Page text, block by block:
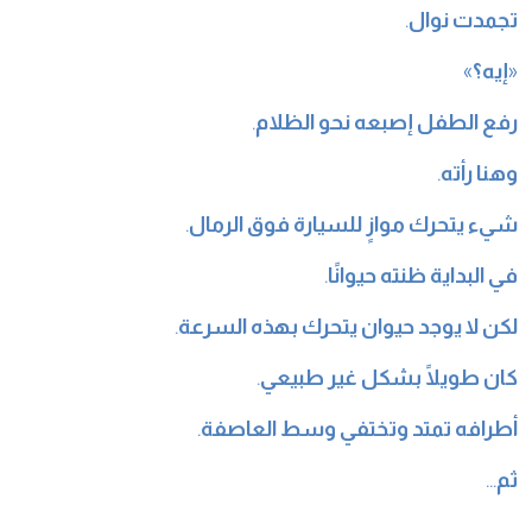
تجمدت نوال.
«إيه؟»
رفع الطفل إصبعه نحو الظلام.
وهنا رأته.
شيء يتحرك موازٍ للسيارة فوق الرمال.
في البداية ظنته حيوانًا.
لكن لا يوجد حيوان يتحرك بهذه السرعة.
كان طويلًا بشكل غير طبيعي.
أطرافه تمتد وتختفي وسط العاصفة.
ثم…